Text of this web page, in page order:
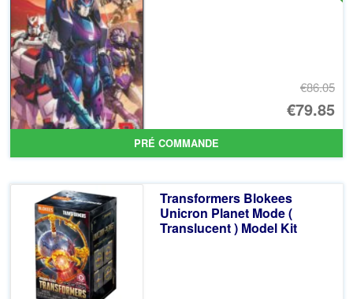
€86.05
Le
€79.85
Le
PRÉ COMMANDE
Transformers Blokees
Unicron Planet Mode (
Translucent ) Model Kit